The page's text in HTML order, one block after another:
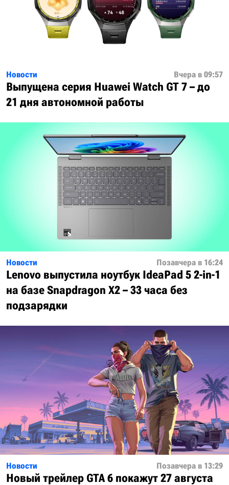
Новости Вчера в 09:57
Выпущена серия Huawei Watch GT 7 – до
21 дня автономной работы
Новости Позавчера в 16:24
Lenovo выпустила ноутбук IdeaPad 5 2-in-1
на базе Snapdragon X2 – 33 часа без
подзарядки
Новости Позавчера в 13:29
Новый трейлер GTA 6 покажут 27 августа